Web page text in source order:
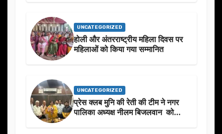
UNCATEGORIZED
होली और अंतरराष्ट्रीय महिला दिवस पर
महिलाओं को किया गया सम्मानित
UNCATEGORIZED
प्रेस क्लब मुनि की रेती की टीम ने नगर
पालिका अध्यक्ष नीलम बिजलवान को